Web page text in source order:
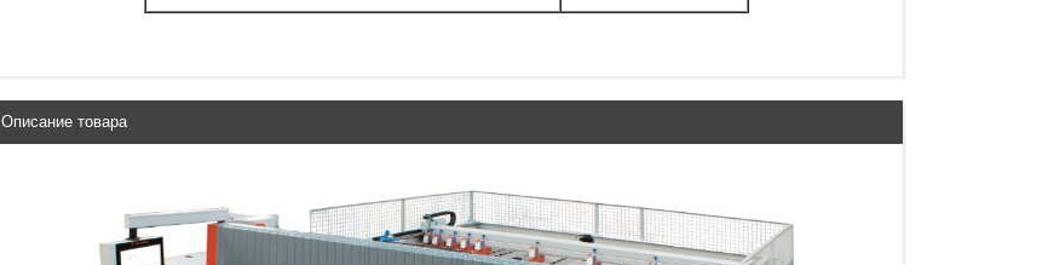
Описание товара